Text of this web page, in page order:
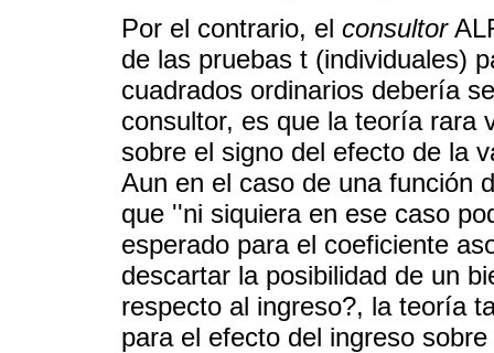
Por el contrario, el consultor
de las pruebas t (individuales)
cuadrados ordinarios debería
consultor, es que la teoría rara
sobre el signo del efecto de la
Aun en el caso de una función
que ''ni siquiera en ese caso
esperado para el coeficiente
descartar la posibilidad de un
respecto al ingreso?, la teoría
para el efecto del ingreso